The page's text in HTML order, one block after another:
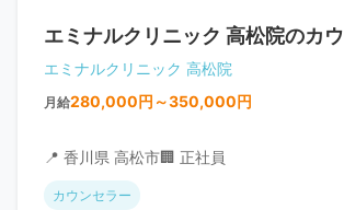
エミナルクリニック 高松院のカ
エミナルクリニック 高松院
月給280,000円～350,000円
📍 香川県 高松市🏢 正社員
カウンセラー